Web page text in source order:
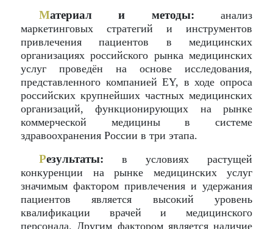
Материал и методы: анализ
маркетинговых стратегий и инструментов
привлечения пациентов в медицинских
организациях российского рынка медицинских
услуг проведён на основе исследования,
представленного компанией EY, в ходе опроса
российских крупнейших частных медицинских
организаций, функционирующих на рынке
коммерческой медицины в системе
здравоохранения России в три этапа.
Результаты: в условиях растущей
конкуренции на рынке медицинских услуг
значимым фактором привлечения и удержания
пациентов является высокий уровень
квалификации врачей и медицинского
персонала. Другим фактором является наличие